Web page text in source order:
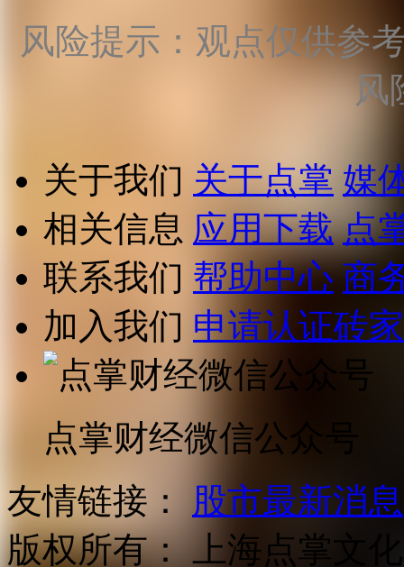
风险提示：观点仅供参
风
关于我们 关于点掌 媒
相关信息 应用下载 点
联系我们 帮助中心 商
加入我们 申请认证砖家
点掌财经微信公众号
友情链接：
股市最新消息
版权所有：
上海点掌文